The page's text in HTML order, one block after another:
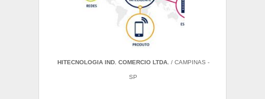
HITECNOLOGIA IND. COMERCIO LTDA. / CAMPINAS -
SP